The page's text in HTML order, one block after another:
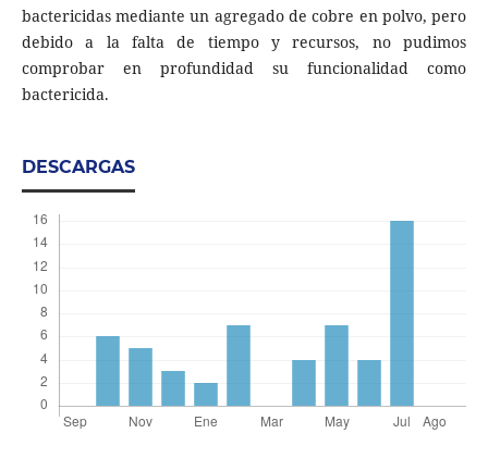
bactericidas mediante un agregado de cobre en polvo, pero
debido a la falta de tiempo y recursos, no pudimos
comprobar en profundidad su funcionalidad como
bactericida.
DESCARGAS